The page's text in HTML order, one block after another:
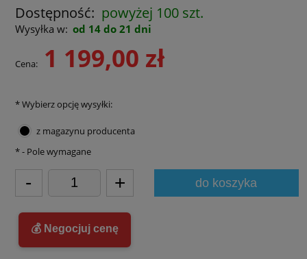
Dostępność: powyżej 100 szt.
Wysyłka w: od 14 do 21 dni
Cena: 1 199,00 zł
*Wybierz opcję wysyłki:
z magazynu producenta
- + do koszyka
*- Pole wymagane
💰 Negocjuj cenę